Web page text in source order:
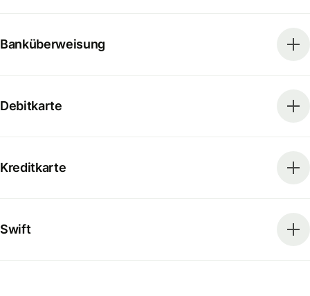
Banküberweisung
Debitkarte
Kreditkarte
Swift